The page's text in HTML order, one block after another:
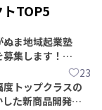
TOP5
ぬま地域起業塾
募集します！
23
トップクラスの
た新商品開発＆